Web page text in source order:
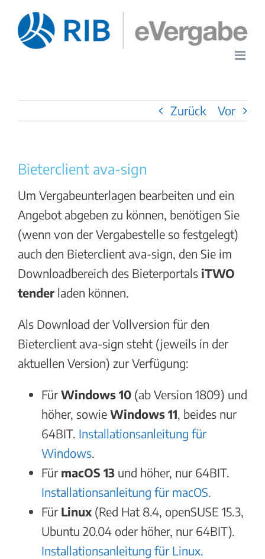
Inhalt
springen
Zurück Vor
Bieterclient ava-sign
Um Vergabeunterlagen bearbeiten und ein
Angebot abgeben zu können, benötigen Sie
(wenn von der Vergabestelle so festgelegt)
auch den Bieterclient ava-sign, den Sie im
Downloadbereich des Bieterportals iTWO
tender laden können.
Als Download der Vollversion für den
Bieterclient ava-sign steht (jeweils in der
aktuellen Version) zur Verfügung:
Für Windows 10 (ab Version 1809) und
höher, sowie Windows 11, beides nur
64BIT. Installationsanleitung für
Windows.
Für macOS 13 und höher, nur 64BIT.
Installationsanleitung für macOS.
Für Linux (Red Hat 8.4, openSUSE 15.3,
Ubuntu 20.04 oder höher, nur 64BIT).
Installationsanleitung für Linux.